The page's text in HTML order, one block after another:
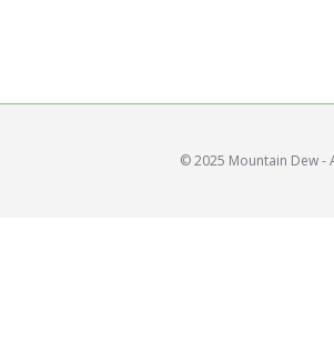
© 2025 Mountain Dew -